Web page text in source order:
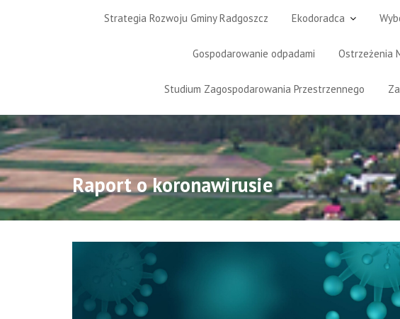
Strategia Rozwoju Gminy Radgoszcz Ekodoradca
Gospodarowanie odpadami Ostrzeżenia
Studium Zagospodarowania Przestrzennego
Raport o koronawirusie